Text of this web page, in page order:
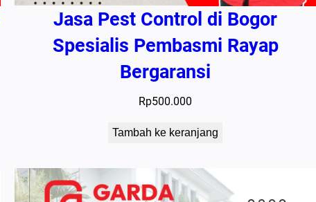
Jasa Pest Control di Bogor
Spesialis Pembasmi Rayap
Bergaransi
Rp500.000
Tambah ke keranjang